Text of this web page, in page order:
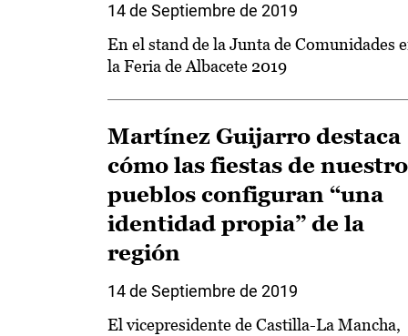
14 de Septiembre de 2019
En el stand de la Junta de Comunidades
la Feria de Albacete 2019
Martínez Guijarro destaca
cómo las fiestas de
pueblos configuran “una
identidad propia” de la
región
14 de Septiembre de 2019
El vicepresidente de Castilla-La Mancha,